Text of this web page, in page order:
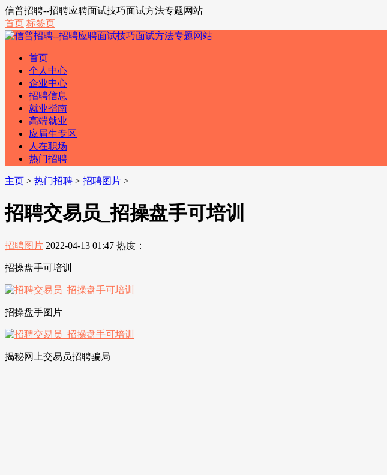
信普招聘--招聘应聘面试技巧面试方法专题网站
首页 标签页
首页
个人中心
企业中心
招聘信息
就业指南
高端就业
应届生专区
人在职场
热门招聘
主页 > 热门招聘 > 招聘图片 >
招聘交易员_招操盘手可培训
招聘图片 2022-04-13 01:47 热度：
招操盘手可培训
招操盘手图片
揭秘网上交易员招聘骗局